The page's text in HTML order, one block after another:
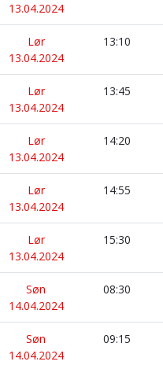
13.04.2024
Lør
13.04.2024
13:10
Lør
13.04.2024
13:45
Lør
13.04.2024
14:20
Lør
13.04.2024
14:55
Lør
13.04.2024
15:30
Søn
14.04.2024
08:30
Søn
14.04.2024
09:15